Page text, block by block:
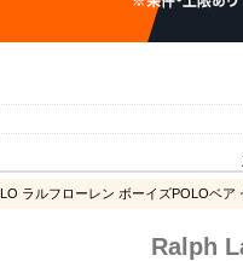
ラルフローレン ボーイズPOLOベア
Ralph